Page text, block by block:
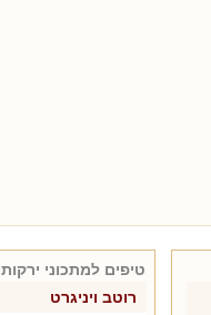
טיפים למתכוני ירקות
רוטב ויניגרט